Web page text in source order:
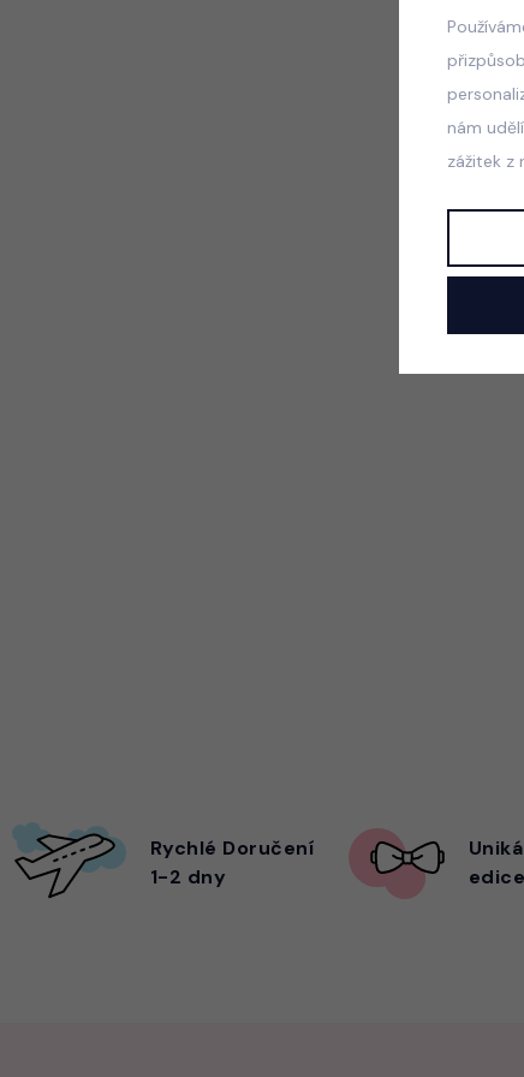
Rychlé Doručení
1-2 dny
edice
nám
zážitek z